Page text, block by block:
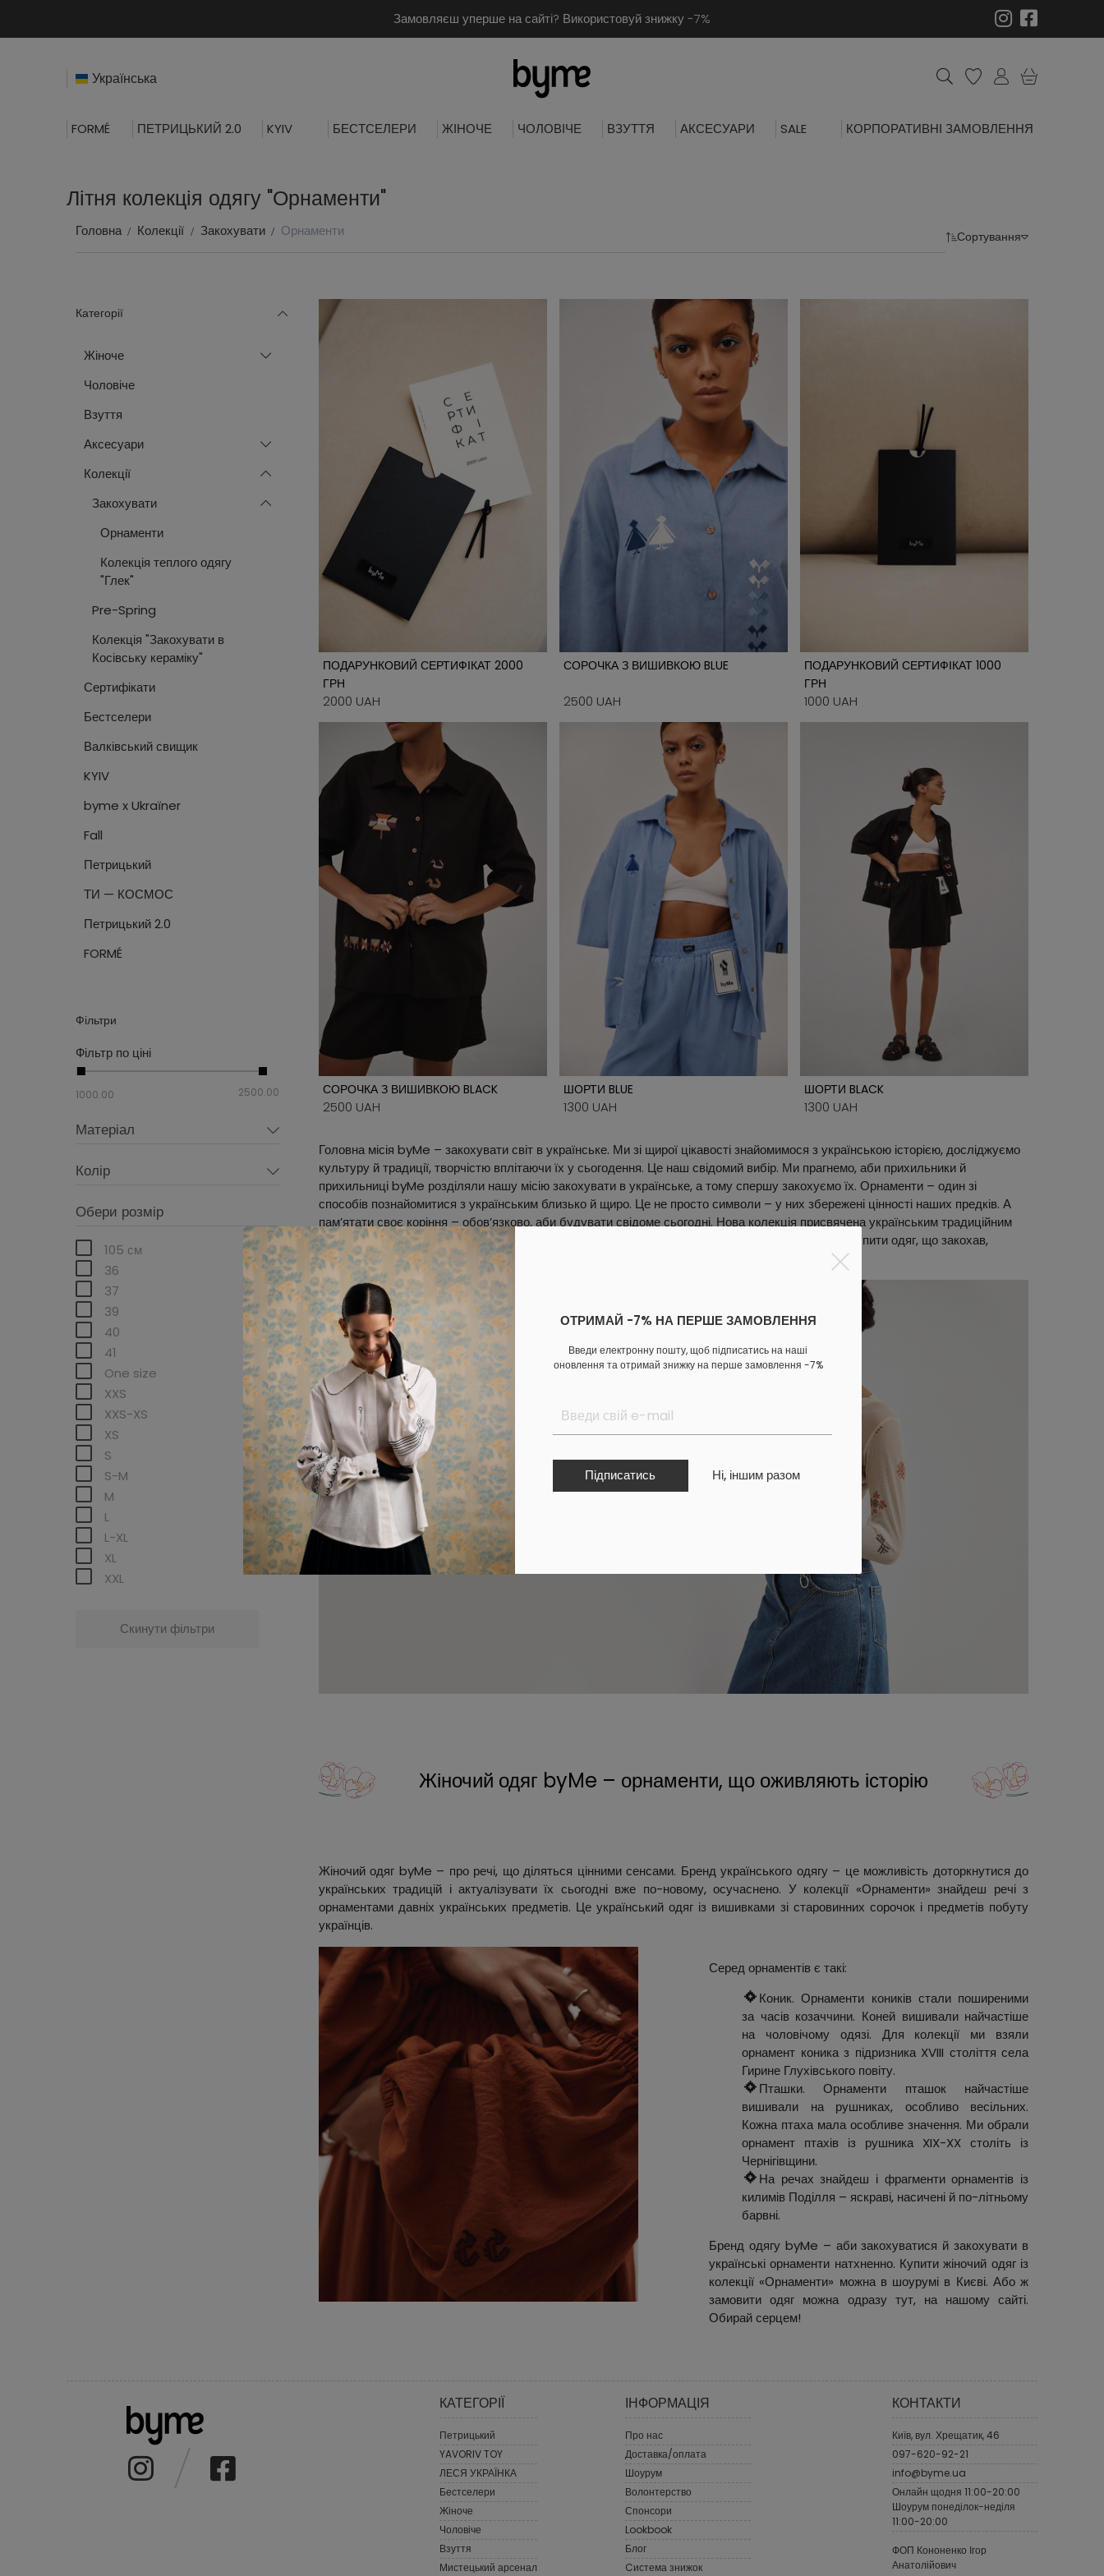
Замовляєш уперше на сайті? Використовуй знижку -7%
Українська
FORMÉ ПЕТРИЦЬКИЙ 2.0 KYIV БЕСТСЕЛЕРИ ЖІНОЧЕ ЧОЛОВІЧЕ ВЗУТТЯ АКСЕСУАРИ SALE КОРПОРАТИВНІ ЗАМОВЛЕННЯ
ОТРИМАЙ -7% НА ПЕРШЕ ЗАМОВЛЕННЯ
Введи електронну пошту, щоб підписатись на наші
оновлення та отримай знижку на перше замовлення -7%
Підписатись Ні, іншим разом
Літня колекція одягу "Орнаменти"
Головна Колекції Закохувати Орнаменти Сортування
Категорії
Жіноче
Верхній одяг
Штани
Джинси
Спідниці
Шорти
Футболки
Піджаки
Лонгсліви
Топи
Светри
Чоловіче
Взуття
Аксесуари
Шарфи
Хустинки
Шкарпетки
Колекції
Закохувати
Орнаменти
Колекція теплого одягу
"Глек"
Pre-Spring
Колекція "Закохувати в
Косівську кераміку"
Сертифікати
Бестселери
Валківський свищик
KYIV
byme x Ukraїner
Fall
Петрицький
ТИ — КОСМОС
Петрицький 2.0
FORMÉ
Фільтри
Фільтр по ціні
1000.00 2500.00
Матеріал
Колір
Обери розмір
105 см
36
37
39
40
41
One size
XXS
XXS-XS
XS
S
S-M
M
L
L-XL
XL
XXL
Скинути фільтри
ПОДАРУНКОВИЙ СЕРТИФІКАТ 2000
ГРН
2000 UAH
СОРОЧКА З ВИШИВКОЮ BLUE
2500 UAH
ПОДАРУНКОВИЙ СЕРТИФІКАТ 1000
ГРН
1000 UAH
СОРОЧКА З ВИШИВКОЮ BLACK
2500 UAH
ШОРТИ BLUE
1300 UAH
ШОРТИ BLACK
1300 UAH
Головна місія byMe – закохувати світ в українське. Ми зі щирої цікавості знайомимося з українською історією, досліджуємо
культуру й традиції, творчістю вплітаючи їх у сьогодення. Це наш свідомий вибір. Ми прагнемо, аби прихильники й
прихильниці byMe розділяли нашу місію закохувати в українське, а тому спершу закохуємо їх. Орнаменти – один зі
способів познайомитися з українським близько й щиро. Це не просто символи – у них збережені цінності наших предків. А
пам’ятати своє коріння – обов’язково, аби будувати свідоме сьогодні. Нова колекція присвячена українським традиційним
орнаментам. Далі знайомимо тебе з головними орнаментами колекції. А подивитися всі речі й купити одяг, що закохав,
можеш одразу на сайті.
Жіночий одяг byMe – орнаменти, що оживляють історію
Жіночий одяг byMe – про речі, що діляться цінними сенсами. Бренд українського одягу – це можливість доторкнутися до
українських традицій і актуалізувати їх сьогодні вже по-новому, осучаснено. У колекції «Орнаменти» знайдеш речі з
орнаментами давніх українських предметів. Це український одяг із вишивками зі старовинних сорочок і предметів побуту
українців.
Серед орнаментів є такі:
Коник. Орнаменти коників стали поширеними
за часів козаччини. Коней вишивали найчастіше
на чоловічому одязі. Для колекції ми взяли
орнамент коника з підризника XVIII століття села
Гирине Глухівського повіту.
Пташки. Орнаменти пташок найчастіше
вишивали на рушниках, особливо весільних.
Кожна птаха мала особливе значення. Ми обрали
орнамент птахів із рушника XIX-XX століть із
Чернігівщини.
На речах знайдеш і фрагменти орнаментів із
килимів Поділля – яскраві, насичені й по-літньому
барвні.
Бренд одягу byMe – аби закохуватися й закохувати в
українські орнаменти натхненно. Купити жіночий одяг із
колекції «Орнаменти» можна в шоурумі в Києві. Або ж
замовити одяг можна одразу тут, на нашому сайті.
Обирай серцем!
КАТЕГОРІЇ
Петрицький
YAVORIV TOY
ЛЕСЯ УКРАЇНКА
Бестселери
Жіноче
Чоловіче
Взуття
Мистецький арсенал
ІНФОРМАЦІЯ
Про нас
Доставка/оплата
Шоурум
Волонтерство
Спонсори
Lookbook
Блог
Cистема знижок
КОНТАКТИ
Київ, вул. Хрещатик, 46
097-620-92-21
info@byme.ua
Онлайн щодня 11:00-20:00
Шоурум понеділок-неділя
11:00-20:00
ФОП Кононенко Ігор
Анатолійович